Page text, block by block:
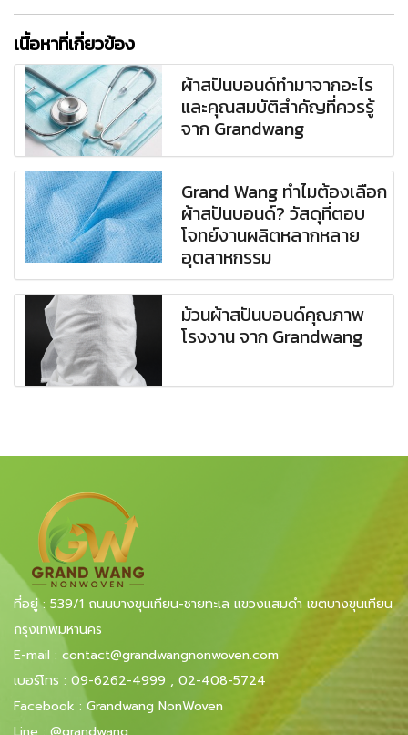
เนื้อหาที่เกี่ยวข้อง
ผ้าสปันบอนด์ทำมาจากอะไร
และคุณสมบัติสำคัญที่ควรรู้
จาก Grandwang
Grand Wang ทำไมต้องเลือก
ผ้าสปันบอนด์? วัสดุที่ตอบ
โจทย์งานผลิตหลากหลาย
อุตสาหกรรม
ม้วนผ้าสปันบอนด์คุณภาพ
โรงงาน จาก Grandwang
ที่อยู่ : 539/1 ถนนบางขุนเทียน-ชายทะเล แขวงแสมดำ เขตบางขุนเทียน
กรุงเทพมหานคร
E-mail : contact@grandwangnonwoven.com
เบอร์โทร : 09-6262-4999 , 02-408-5724
Facebook : Grandwang NonWoven